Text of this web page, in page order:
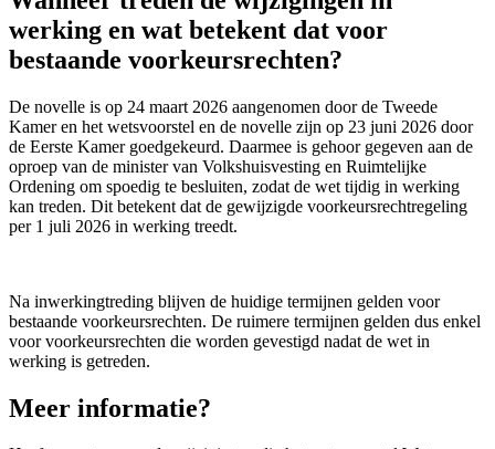
werking en wat betekent dat voor
bestaande voorkeursrechten?
De novelle is op 24 maart 2026 aangenomen door de Tweede
Kamer en het wetsvoorstel en de novelle zijn op 23 juni 2026 door
de Eerste Kamer goedgekeurd. Daarmee is gehoor gegeven aan de
oproep van de minister van Volkshuisvesting en Ruimtelijke
Ordening om spoedig te besluiten, zodat de wet tijdig in werking
kan treden. Dit betekent dat de gewijzigde voorkeursrechtregeling
per 1 juli 2026 in werking treedt.
Na inwerkingtreding blijven de huidige termijnen gelden voor
bestaande voorkeursrechten. De ruimere termijnen gelden dus enkel
voor voorkeursrechten die worden gevestigd nadat de wet in
werking is getreden.
Meer informatie?